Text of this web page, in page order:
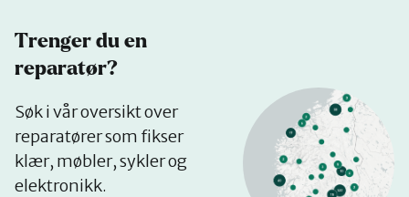
Forbehold
Hvorfor reparere?
Katalog
Trenger du en
reparatør?
Søk i vår oversikt over
reparatører som fikser
klær, møbler, sykler og
elektronikk.
på
kart